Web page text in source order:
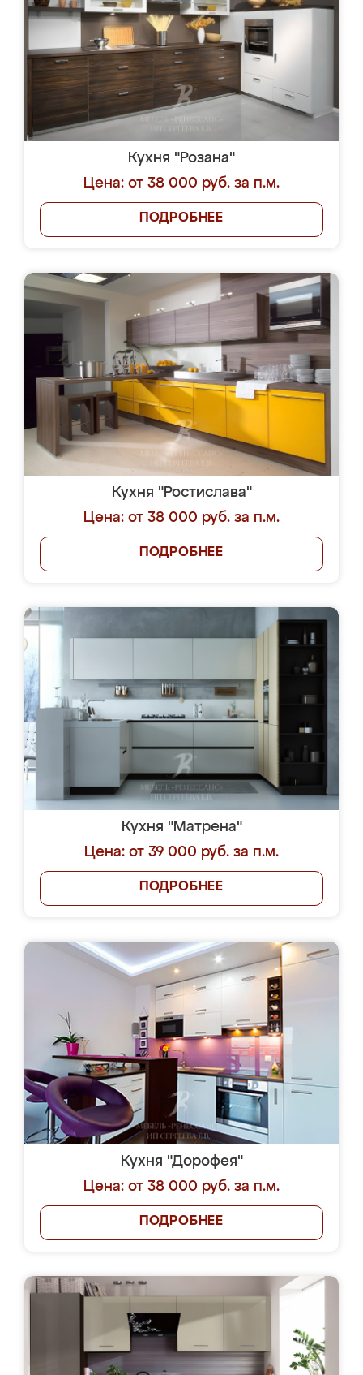
Кухня "Розана"
Цена: от 38 000 руб. за п.м.
ПОДРОБНЕЕ
Кухня "Ростислава"
Цена: от 38 000 руб. за п.м.
ПОДРОБНЕЕ
Кухня "Матрена"
Цена: от 39 000 руб. за п.м.
ПОДРОБНЕЕ
Кухня "Дорофея"
Цена: от 38 000 руб. за п.м.
ПОДРОБНЕЕ